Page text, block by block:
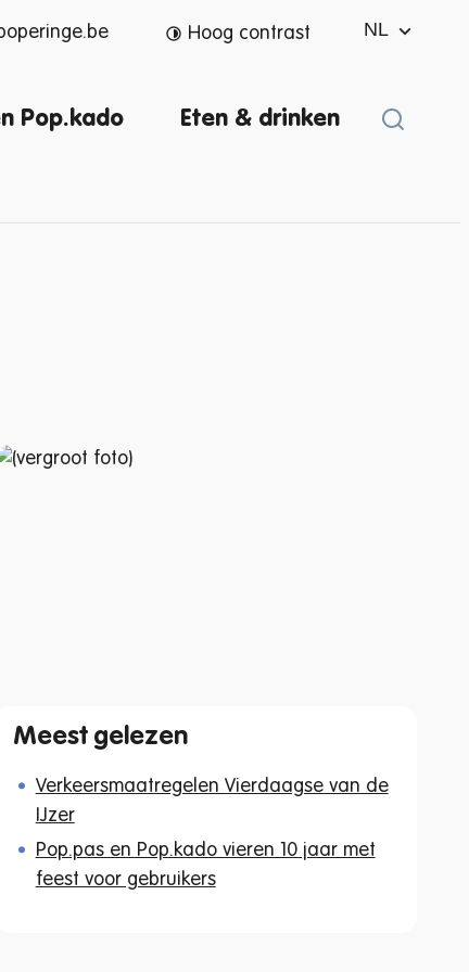
Hoog contrast NL
Pop.kado Eten & drinken Zoek
Meest gelezen
Verkeersmaatregelen Vierdaagse van de
IJzer
Pop.pas en Pop.kado vieren 10 jaar met
feest voor gebruikers